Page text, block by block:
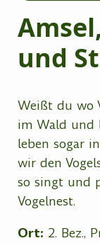
und
Weißt du wo
im Wald und
leben sogar
wir den
so singt und
Vogelnest.
Ort: 2. Bez.,